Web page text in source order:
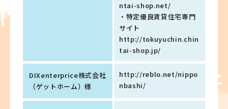
ntai-shop.net/
・特定優良賃貸住宅専門
サイト
http://tokuyuchin.chin
tai-shop.jp/
DIXenterprice株式会社
（ゲットホーム）様
http://reblo.net/nippo
nbashi/